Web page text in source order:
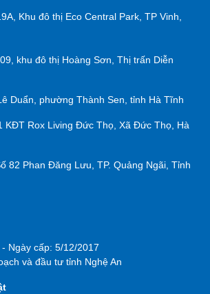
mắt
sản
Khu đô thị Eco Central Park, TP Vinh,
khu đô thị Hoàng Sơn, Thị trấn Diễn
Duẩn, phường Thành Sen, tỉnh Hà Tĩnh
KĐT Rox Living Đức Thọ, Xã Đức Thọ, Hà
82 Phan Đăng Lưu, TP. Quảng Ngãi, Tỉnh
Ngày cấp: 5/12/2017
và đầu tư tỉnh Nghệ An